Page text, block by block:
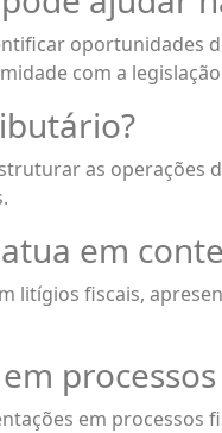
oportunidades
com a
as operações
em
litígios fiscais,
processos
em